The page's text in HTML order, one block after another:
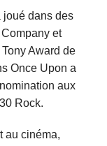
joué dans des
et
Award de
Once Upon a
aux
Rock.
au cinéma,